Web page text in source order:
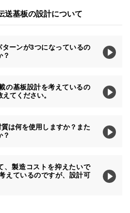
送基板の設計について
ターンが3つになっているの
？
の基板設計を考えているの
てください。
は何を使用しますか？また
？
、製造コストを抑えたいで
えているのですが、設計可